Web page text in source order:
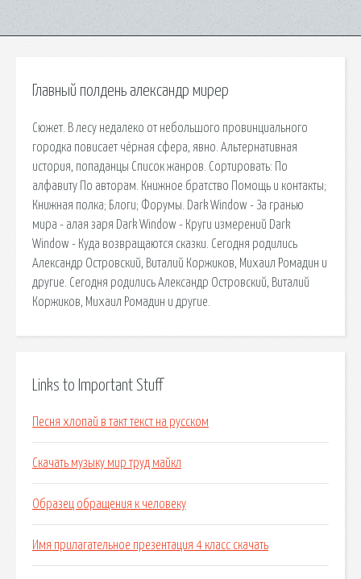
Главный полдень александр мирер
Сюжет. В лесу недалеко от небольшого провинциального
городка повисает чёрная сфера, явно. Альтернативная
история, попаданцы Список жанров. Сортировать: По
алфавиту По авторам. Книжное братство Помощь и контакты;
Книжная полка; Блоги; Форумы. Dark Window - За гранью
мира - алая заря Dark Window - Круги измерений Dark
Window - Куда возвращаются сказки. Сегодня родились
Александр Островский, Виталий Коржиков, Михаил Ромадин и
другие. Сегодня родились Александр Островский, Виталий
Коржиков, Михаил Ромадин и другие.
Links to Important Stuff
Песня хлопай в такт текст на русском
Скачать музыку мир труд майкл
Образец обращения к человеку
Имя прилагательное презентация 4 класс скачать